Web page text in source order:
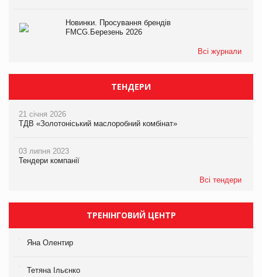
Новинки. Просування брендів
FMCG.Березень 2026
Всі журнали
ТЕНДЕРИ
21 січня 2026
ТДВ «Золотоніський маслоробний комбінат»
03 липня 2023
Тендери компанії
Всі тендери
ТРЕНІНГОВИЙ ЦЕНТР
Яна Олентир
Тетяна Ільєнко